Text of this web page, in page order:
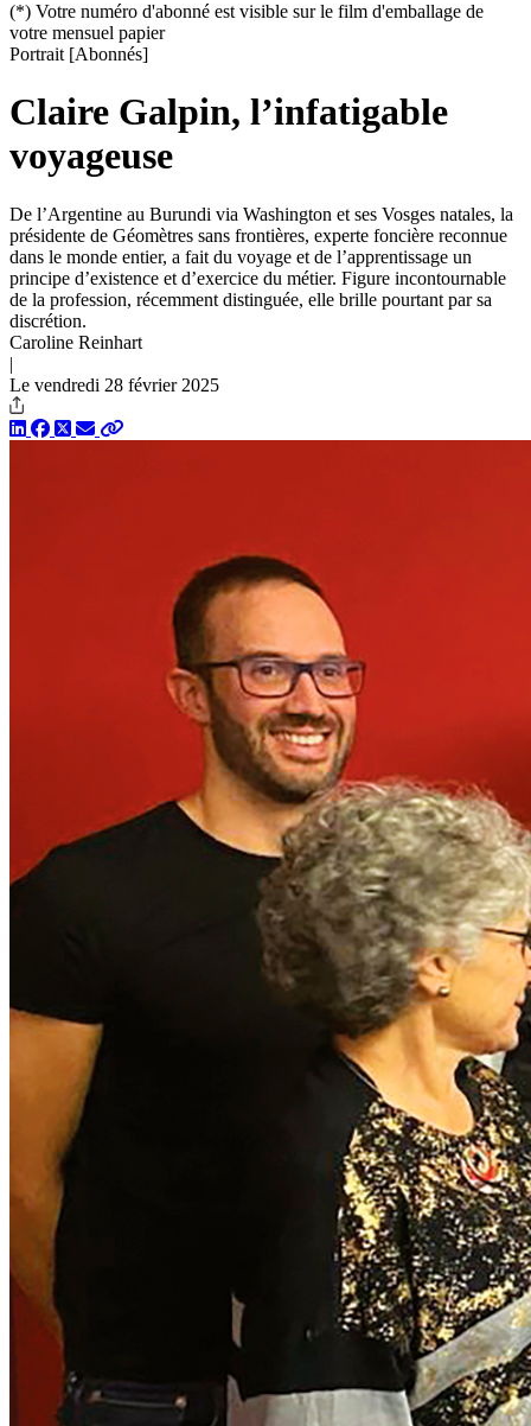
(*) Votre numéro d'abonné est visible sur le film d'emballage de
votre mensuel papier
Portrait [Abonnés]
Claire Galpin, l’infatigable
voyageuse
De l’Argentine au Burundi via Washington et ses Vosges natales, la
présidente de Géomètres sans frontières, experte foncière reconnue
dans le monde entier, a fait du voyage et de l’apprentissage un
principe d’existence et d’exercice du métier. Figure incontournable
de la profession, récemment distinguée, elle brille pourtant par sa
discrétion.
Caroline Reinhart
|
Le vendredi 28 février 2025